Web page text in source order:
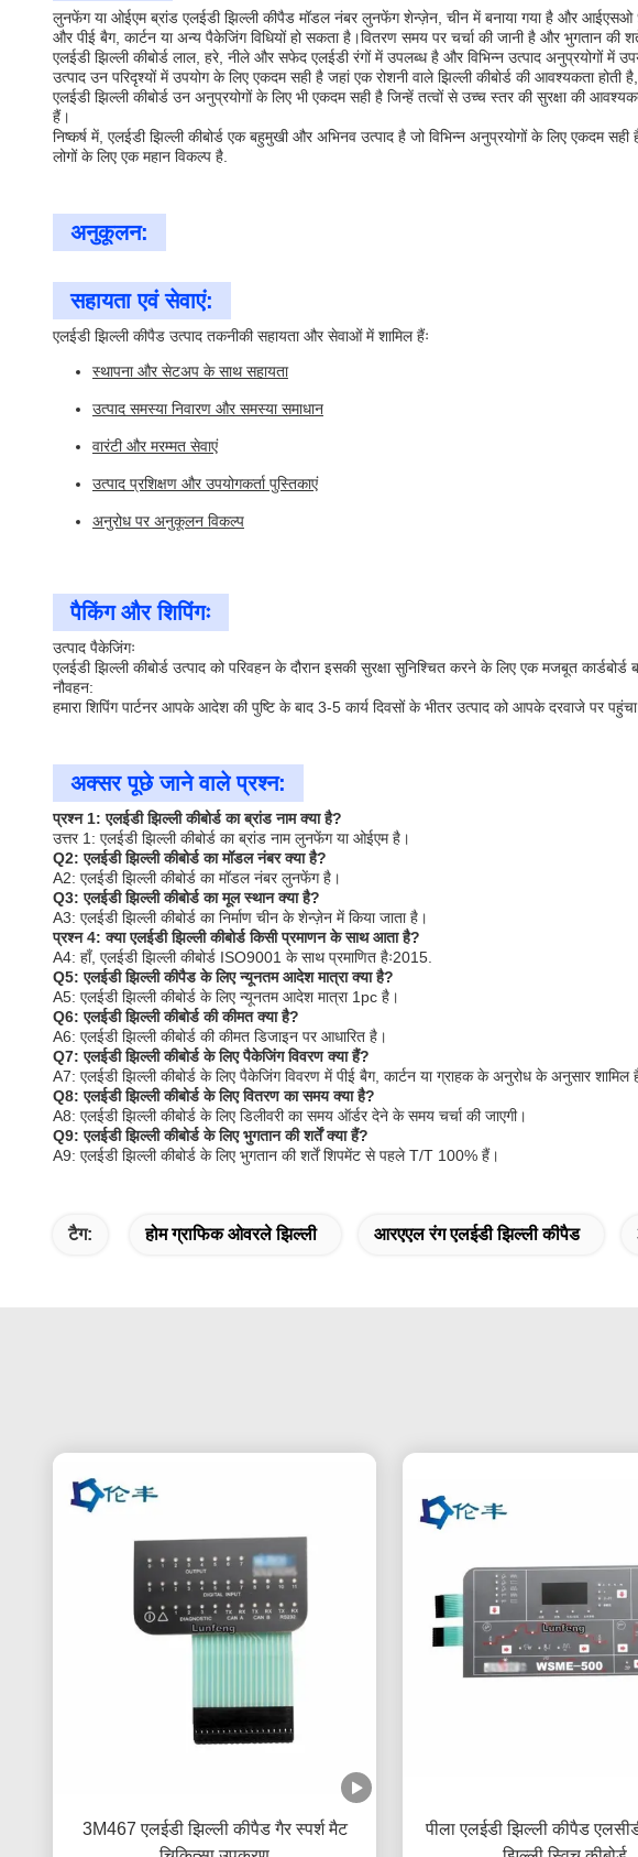
लुनफेंग या ओईएम ब्रांड एलईडी झिल्ली कीपैड मॉडल नंबर लुनफेंग शेन्ज़ेन, चीन में बनाया गया है और आईएसओ
और पीई बैग, कार्टन या अन्य पैकेजिंग विधियों हो सकता है।वितरण समय पर चर्चा की जानी है और भुगतान की
एलईडी झिल्ली कीबोर्ड लाल, हरे, नीले और सफेद एलईडी रंगों में उपलब्ध है और विभिन्न उत्पाद अनुप्रयोगों
उत्पाद उन परिदृश्यों में उपयोग के लिए एकदम सही है जहां एक रोशनी वाले झिल्ली कीबोर्ड की आवश्यकता होती
एलईडी झिल्ली कीबोर्ड उन अनुप्रयोगों के लिए भी एकदम सही है जिन्हें तत्वों से उच्च स्तर की सुरक्षा की
हैं।
निष्कर्ष में, एलईडी झिल्ली कीबोर्ड एक बहुमुखी और अभिनव उत्पाद है जो विभिन्न अनुप्रयोगों के लिए एकदम
लोगों के लिए एक महान विकल्प है.
अनुकूलन:
सहायता एवं सेवाएं:
एलईडी झिल्ली कीपैड उत्पाद तकनीकी सहायता और सेवाओं में शामिल हैंः
स्थापना और सेटअप के साथ सहायता
उत्पाद समस्या निवारण और समस्या समाधान
वारंटी और मरम्मत सेवाएं
उत्पाद प्रशिक्षण और उपयोगकर्ता पुस्तिकाएं
अनुरोध पर अनुकूलन विकल्प
पैकिंग और शिपिंगः
उत्पाद पैकेजिंगः
एलईडी झिल्ली कीबोर्ड उत्पाद को परिवहन के दौरान इसकी सुरक्षा सुनिश्चित करने के लिए एक मजबूत कार्डबोर्ड
नौवहन:
हमारा शिपिंग पार्टनर आपके आदेश की पुष्टि के बाद 3-5 कार्य दिवसों के भीतर उत्पाद को आपके दरवाजे पर
अक्सर पूछे जाने वाले प्रश्न:
प्रश्न 1: एलईडी झिल्ली कीबोर्ड का ब्रांड नाम क्या है?
उत्तर 1: एलईडी झिल्ली कीबोर्ड का ब्रांड नाम लुनफेंग या ओईएम है।
Q2: एलईडी झिल्ली कीबोर्ड का मॉडल नंबर क्या है?
A2: एलईडी झिल्ली कीबोर्ड का मॉडल नंबर लुनफेंग है।
Q3: एलईडी झिल्ली कीबोर्ड का मूल स्थान क्या है?
A3: एलईडी झिल्ली कीबोर्ड का निर्माण चीन के शेन्ज़ेन में किया जाता है।
प्रश्न 4: क्या एलईडी झिल्ली कीबोर्ड किसी प्रमाणन के साथ आता है?
A4: हाँ, एलईडी झिल्ली कीबोर्ड ISO9001 के साथ प्रमाणित हैः2015.
Q5: एलईडी झिल्ली कीपैड के लिए न्यूनतम आदेश मात्रा क्या है?
A5: एलईडी झिल्ली कीबोर्ड के लिए न्यूनतम आदेश मात्रा 1pc है।
Q6: एलईडी झिल्ली कीबोर्ड की कीमत क्या है?
A6: एलईडी झिल्ली कीबोर्ड की कीमत डिजाइन पर आधारित है।
Q7: एलईडी झिल्ली कीबोर्ड के लिए पैकेजिंग विवरण क्या हैं?
A7: एलईडी झिल्ली कीबोर्ड के लिए पैकेजिंग विवरण में पीई बैग, कार्टन या ग्राहक के अनुरोध के अनुसार शामिल
Q8: एलईडी झिल्ली कीबोर्ड के लिए वितरण का समय क्या है?
A8: एलईडी झिल्ली कीबोर्ड के लिए डिलीवरी का समय ऑर्डर देने के समय चर्चा की जाएगी।
Q9: एलईडी झिल्ली कीबोर्ड के लिए भुगतान की शर्तें क्या हैं?
A9: एलईडी झिल्ली कीबोर्ड के लिए भुगतान की शर्तें शिपमेंट से पहले T/T 100% हैं।
टैग: होम ग्राफिक ओवरले झिल्ली आरएएल रंग एलईडी झिल्ली कीपैड
3M467 एलईडी झिल्ली कीपैड गैर स्पर्श मैट
पीला एलईडी झिल्ली कीपैड